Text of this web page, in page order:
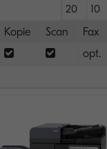
20
10
Kopie Scan
Fax
opt.